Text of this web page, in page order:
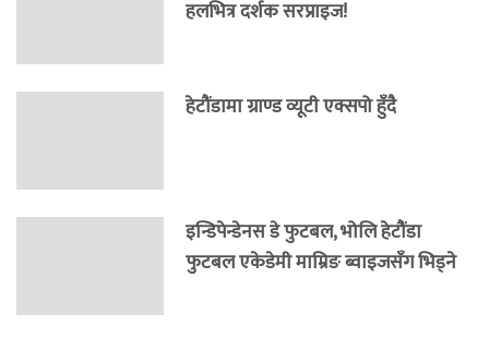
हलभित्र दर्शक सरप्राइज!
हेटौंडामा ग्राण्ड व्यूटी एक्सपो हुँदै
इन्डिपेन्डेनस डे फुटबल, भोलि हेटौंडा
फुटबल एकेडेमी माम्रिङ ब्वाइजसँग भिड्ने